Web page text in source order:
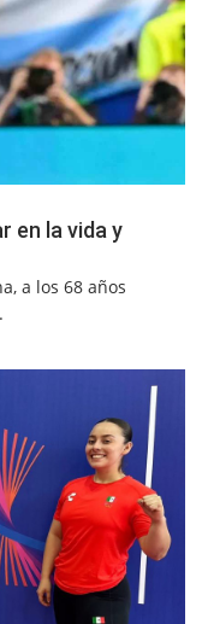
en la vida y
a los 68 años